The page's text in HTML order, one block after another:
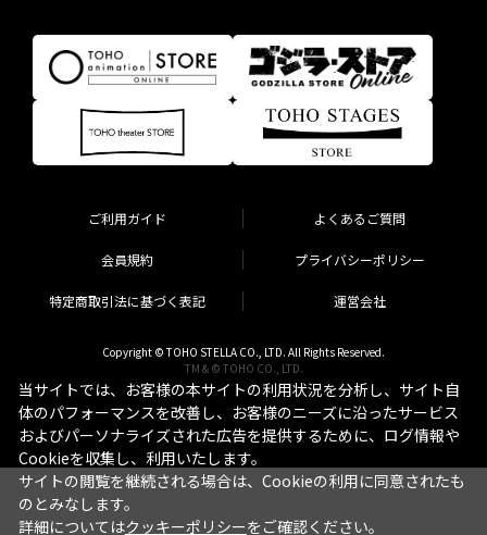
ご利用ガイド よくあるご質問
会員規約 プライバシーポリシー
特定商取引法に基づく表記 運営会社
Copyright © TOHO STELLA CO., LTD. All Rights Reserved.
TM & © TOHO CO., LTD.
当サイトでは、お客様の本サイトの利用状況を分析し、サイト自
体のパフォーマンスを改善し、お客様のニーズに沿ったサービス
およびパーソナライズされた広告を提供するために、ログ情報や
Cookieを収集し、利用いたします。
サイトの閲覧を継続される場合は、Cookieの利用に同意されたも
のとみなします。
詳細についてはクッキーポリシーをご確認ください。